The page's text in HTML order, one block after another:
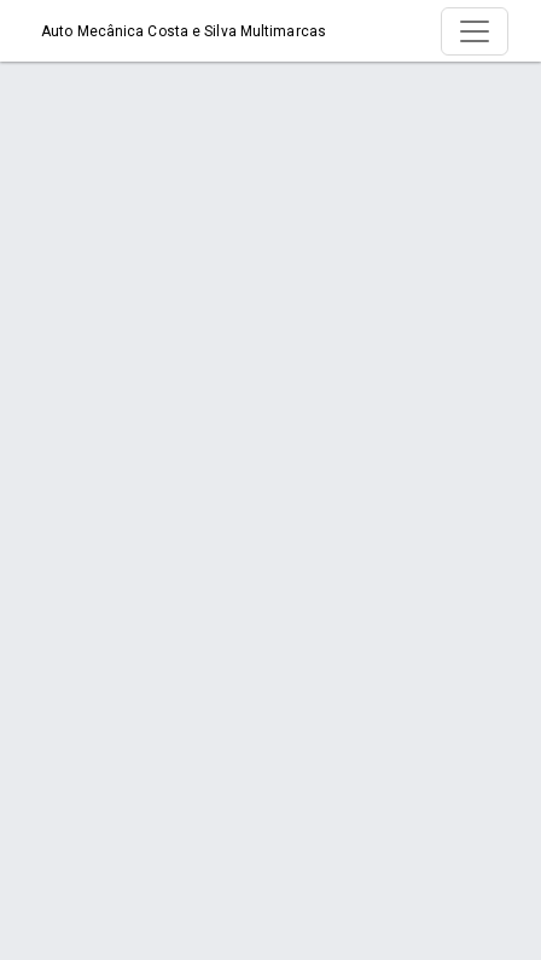
Auto Mecânica Costa e Silva Multimarcas